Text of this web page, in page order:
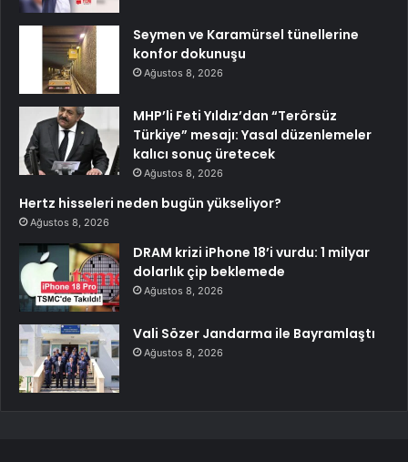
Seymen ve Karamürsel tünellerine
konfor dokunuşu
Ağustos 8, 2026
MHP’li Feti Yıldız’dan “Terörsüz
Türkiye” mesajı: Yasal düzenlemeler
kalıcı sonuç üretecek
Ağustos 8, 2026
Hertz hisseleri neden bugün yükseliyor?
Ağustos 8, 2026
DRAM krizi iPhone 18’i vurdu: 1 milyar
dolarlık çip beklemede
Ağustos 8, 2026
Vali Sözer Jandarma ile Bayramlaştı
Ağustos 8, 2026